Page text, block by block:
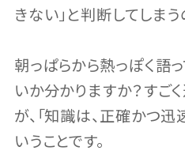
きない」と判断してしまう
朝っぱらから熱っぽく語
いか分かりますか？すご
が、「知識は、正確かつ
いうことです。